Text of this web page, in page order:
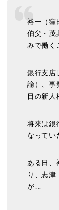
裕一（窪
伯父・茂
みで働く
銀行支店
諭）、事
目の新人
将来は銀
なってい
ある日、
り、志津
が…